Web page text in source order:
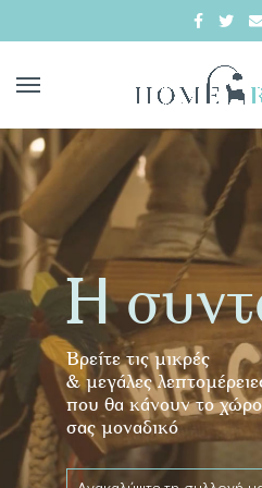
Η
Βρείτε τις μικρές
& μεγάλες
που θα κάνουν το χώρο
σας μοναδικό